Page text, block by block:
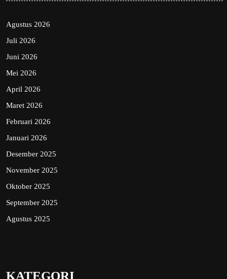
Agustus 2026
Juli 2026
Juni 2026
Mei 2026
April 2026
Maret 2026
Februari 2026
Januari 2026
Desember 2025
November 2025
Oktober 2025
September 2025
Agustus 2025
KATEGORI